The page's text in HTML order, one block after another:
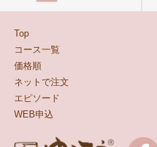
Top
コース一覧
価格順
ネットで注文
エピソード
WEB申込